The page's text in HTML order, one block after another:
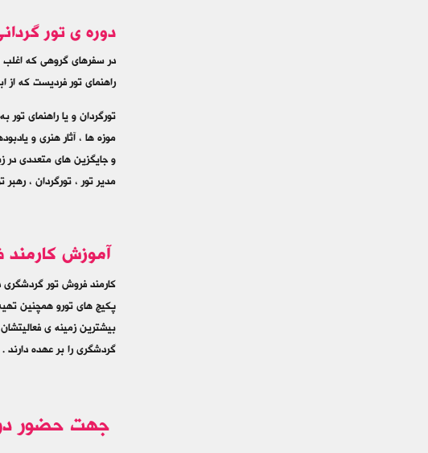
دوره ی تور
در سفرهای گروهی که اغلب
راهنمای تور فردیست که از
تورگردان و یا راهنمای
موزه ها ، آثار هنری و
و جایگزین های متعددی در
مدیر تور ، تورگردان ، رهبر
آموزش
کارمند فروش تور
پکیج های تورو همچنین
بیشترین زمینه ی
گردشگری را بر عهده دارند .